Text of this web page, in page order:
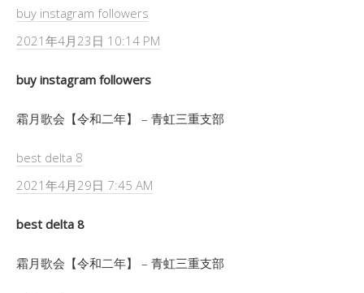
buy instagram followers
2021年4月23日 10:14 PM
buy instagram followers
霜月歌会【令和二年】 – 青虹三重支部
best delta 8
2021年4月29日 7:45 AM
best delta 8
霜月歌会【令和二年】 – 青虹三重支部